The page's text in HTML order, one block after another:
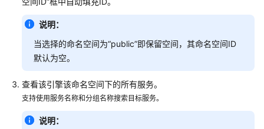
述
建
Nacos
引
擎
管
理
说明：
当选择的命名空间为“public”即保留空间，其命名空间ID
默认为空。
查看该引擎该命名空间下的所有服务。
支持使用服务名称和分组名称搜索目标服务。
说明：